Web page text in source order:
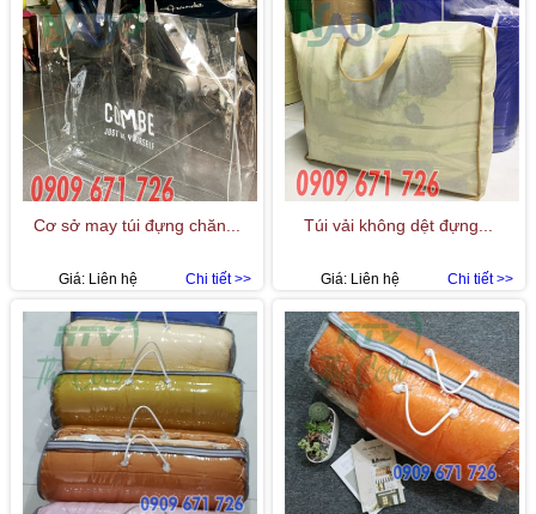
Cơ sở may túi đựng chăn...
Chi tiết >>
Giá: Liên hệ
Túi vải không dệt đựng...
Chi tiết >>
Giá: Liên hệ